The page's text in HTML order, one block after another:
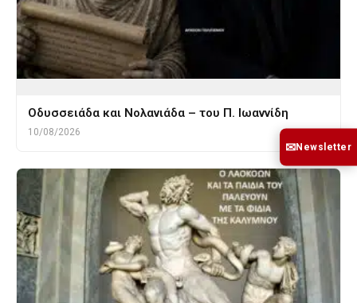
Οδυσσειάδα και Νολανιάδα – του Π. Ιωαννίδη
10/08/2026
✉Newsletter